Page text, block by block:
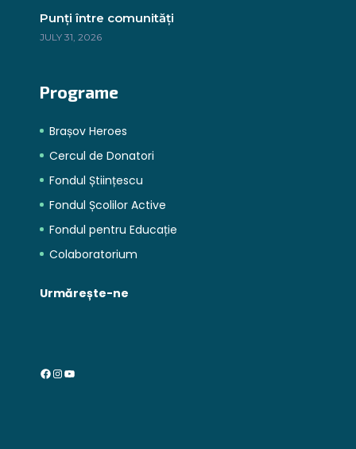
Punți între comunități
JULY 31, 2026
Programe
Brașov Heroes
Cercul de Donatori
Fondul Științescu
Fondul Școlilor Active
Fondul pentru Educație
Colaboratorium
Urmărește-ne